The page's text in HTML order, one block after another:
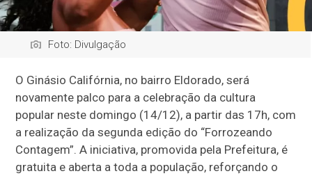
Foto: Divulgação
O Ginásio Califórnia, no bairro Eldorado, será
novamente palco para a celebração da cultura
popular neste domingo (14/12), a partir das 17h, com
a realização da segunda edição do “Forrozeando
Contagem”. A iniciativa, promovida pela Prefeitura, é
gratuita e aberta a toda a população, reforçando o